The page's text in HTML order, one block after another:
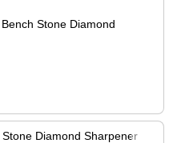
Stone Diamond